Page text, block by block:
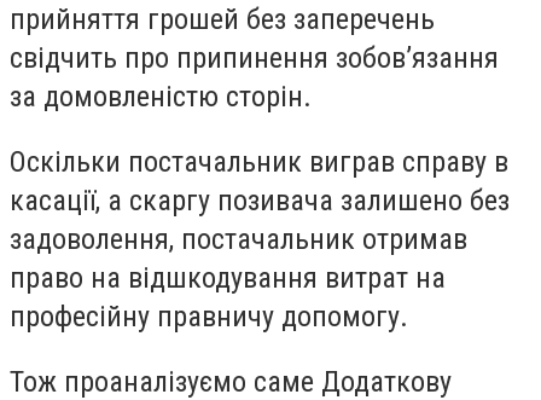
прийняття грошей без заперечень
свідчить про припинення зобов’язання
за домовленістю сторін.
Оскільки постачальник виграв справу в
касації, а скаргу позивача залишено без
задоволення, постачальник отримав
право на відшкодування витрат на
професійну правничу допомогу.
Тож проаналізуємо саме Додаткову